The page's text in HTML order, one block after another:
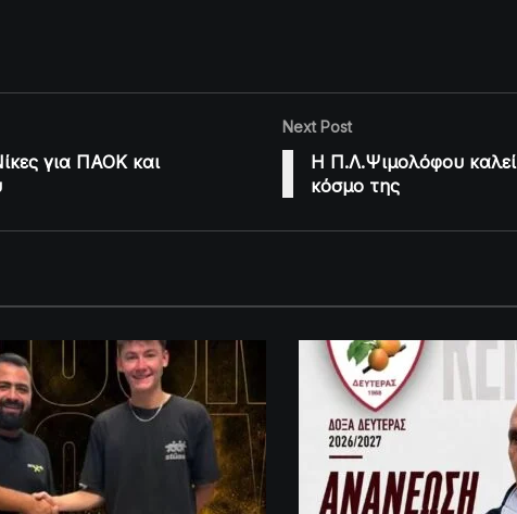
για ΠΑΟΚ και
Next Post
Η Π.Λ.Ψιμολόφου καλεί
κόσμο της